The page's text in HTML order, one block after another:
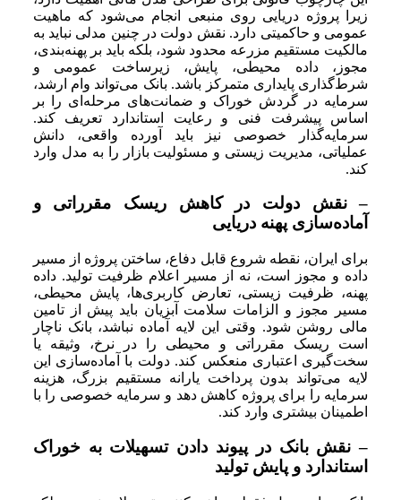
زیرا پروژه دریایی روی منبعی انجام می‌شود که ماهیت
عمومی و حاکمیتی دارد. نقش دولت در چنین مدلی نباید به
مالکیت مستقیم مزرعه محدود شود، بلکه باید بر پهنه‌بندی،
مجوز، داده محیطی، پایش، زیرساخت عمومی و
شرط‌گذاری پایداری متمرکز باشد. بانک می‌تواند وام ارشد،
سرمایه در گردش خوراک و ضمانت‌های مرحله‌ای را بر
اساس پیشرفت فنی و رعایت استاندارد تعریف کند.
سرمایه‌گذار خصوصی نیز باید آورده واقعی، دانش
عملیاتی، مدیریت زیستی و مسئولیت بازار را به مدل وارد
کند.
– نقش دولت در کاهش ریسک مقرراتی و
آماده‌سازی پهنه دریایی
برای ایران، نقطه شروع قابل دفاع، ساختن پروژه از مسیر
داده و مجوز است، نه از مسیر اعلام ظرفیت تولید. داده
پهنه، ظرفیت زیستی، تعارض کاربری‌ها، پایش محیطی،
مسیر مجوز و الزامات سلامت آبزیان باید پیش از تامین
مالی روشن شود. وقتی این لایه آماده نباشد، بانک ناچار
است ریسک مقرراتی و محیطی را در نرخ، وثیقه یا
سخت‌گیری اعتباری منعکس کند. دولت با آماده‌سازی این
لایه می‌تواند بدون پرداخت یارانه مستقیم بزرگ، هزینه
سرمایه را برای پروژه کاهش دهد و سرمایه خصوصی را با
اطمینان بیشتری وارد کند.
– نقش بانک در پیوند دادن تسهیلات به خوراک
استاندارد و پایش تولید